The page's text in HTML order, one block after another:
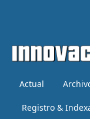
Actual
Registro &